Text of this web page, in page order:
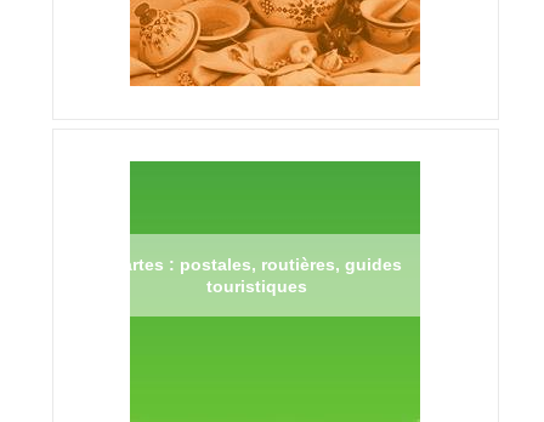
Cartes : postales, routières, guides
touristiques